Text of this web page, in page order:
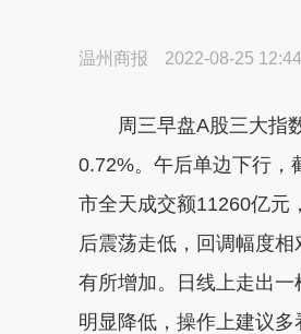
温州商报 2022-08-25
周三早盘A股三大指数
0.72%。午后单边下行，
市全天成交额11260亿元
后震荡走低，回调幅度
有所增加。日线上走出
明显降低，操作上建议多